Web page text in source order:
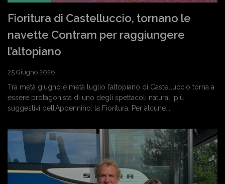
Fioritura di Castelluccio, tornano le
navette Contram per raggiungere
l’altopiano
25 Giugno 2026
Tra metà giugno e metà luglio l’altopiano di Castelluccio torna a
essere protagonista di uno degli spettacoli naturali più
suggestivi dell’Appennino: la Fioritura. Per alcune...